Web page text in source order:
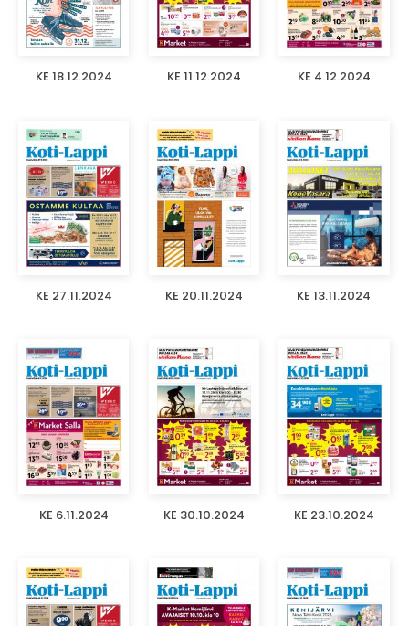
KE 18.12.2024 KE 11.12.2024 KE 4.12.2024
KE 27.11.2024 KE 20.11.2024 KE 13.11.2024
KE 6.11.2024 KE 30.10.2024 KE 23.10.2024